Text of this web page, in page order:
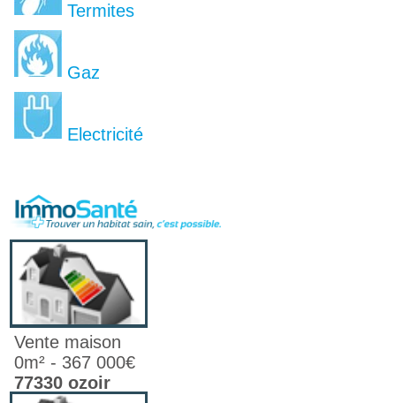
Termites
Gaz
Electricité
Vente maison
0m² - 367 000€
77330 ozoir